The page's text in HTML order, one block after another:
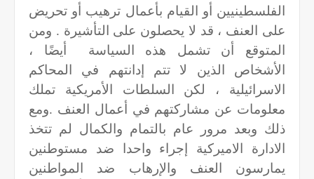
الفلسطينيين أو القيام بأعمال ترهيب أو تحريض
على العنف ، قد لا يحصلون على التأشيرة . ومن
المتوقع أن تشمل هذه السياسة أيضًا ،
الأشخاص الذين لا تتم إدانتهم في المحاكم
الاسرائيلية ، لكن السلطات الأمريكية تملك
معلومات عن مشاركتهم في أعمال العنف .ومع
ذلك وبعد مرور عام بالتمام والكمال لم تتخذ
الادارة الاميركية إجراء واحدا ضد مستوطنين
يمارسون العنف والإرهاب ضد المواطنين